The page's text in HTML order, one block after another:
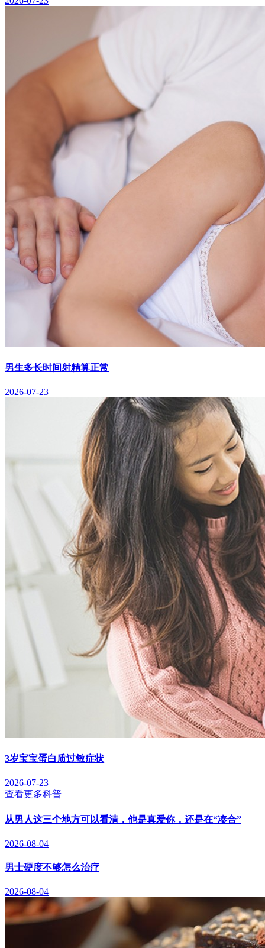
男生多长时间射精算正常
2026-07-23
3岁宝宝蛋白质过敏症状
2026-07-23
查看更多科普
从男人这三个地方可以看清，他是真爱你，还是在“凑合”
2026-08-04
男士硬度不够怎么治疗
2026-08-04